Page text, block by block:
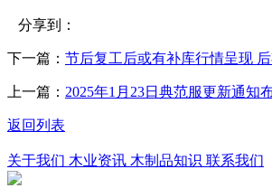
分享到：
下一篇： 节后复工后或有补库行情呈现
上一篇： 2025年1月23日典范服更新通知
返回列表
关于我们 木业资讯 木制品知识 联系我们